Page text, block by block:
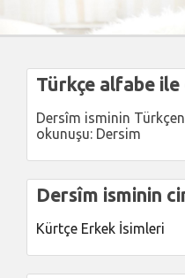
Türkçe alfabe ile
Dersîm isminin
okunuşu: Dersim
Dersîm isminin
Kürtçe Erkek İsimleri